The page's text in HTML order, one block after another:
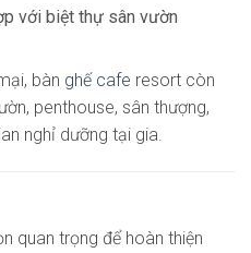
với biệt thự sân vườn
bàn ghế cafe resort còn
penthouse, sân thượng,
nghỉ dưỡng tại gia.
quan trọng để hoàn thiện